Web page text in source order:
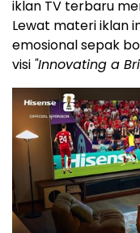
iklan TV terbaru
Lewat materi iklan
emosional sepak
visi "Innovating a